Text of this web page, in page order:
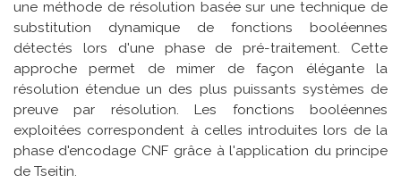
une méthode de résolution basée sur une technique de
substitution dynamique de fonctions booléennes
détectés lors d'une phase de pré-traitement. Cette
approche permet de mimer de façon élégante la
résolution étendue un des plus puissants systèmes de
preuve par résolution. Les fonctions booléennes
exploitées correspondent à celles introduites lors de la
phase d'encodage CNF grâce à l'application du principe
de Tseitin.